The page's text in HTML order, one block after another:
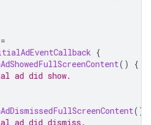
=
{
()
{
ad did show.
()
ad did dismiss.